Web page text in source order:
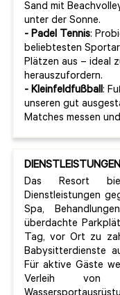
Sand mit
unter der Sonne.
- Padel Tennis:
beliebtesten
Plätzen aus – ideal
herauszufordern.
- Kleinfeldfußball:
unseren gut
Matches messen
Das Resort
Dienstleistungen
Spa,
überdachte
Tag, vor Ort zu
Babysitterdienste
Für aktive Gäste
Verleih von